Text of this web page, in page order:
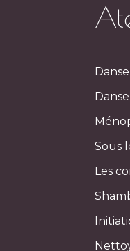
Sous
Les